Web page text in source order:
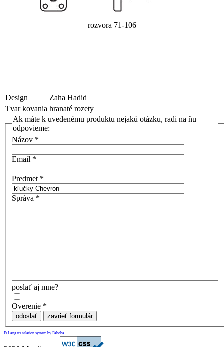
rozvora 71-106
Design
Zaha Hadid
Tvar kovania hranaté rozety
Ak máte k uvedenému produktu nejakú otázku, radi na ňu
odpovieme:
Názov *
Email *
Predmet *
Správa *
poslať aj mne?
Overenie *
odoslať zavrieť formulár
FaLang translation system by Faboba